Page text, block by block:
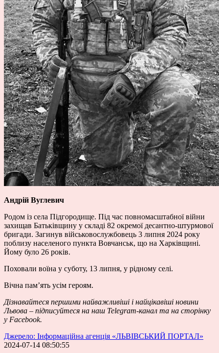
Андрій Вуглевич
Родом із села Підгородище. Під час повномасштабної війни
захищав Батьківщину у складі 82 окремої десантно-штурмової
бригади. Загинув військовослужбовець 3 липня 2024 року
поблизу населеного пункта Вовчанськ, що на Харківщині.
Йому було 26 років.
Поховали воїна у суботу, 13 липня, у рідному селі.
Вічна пам’ять усім героям.
Дізнавайтеся першими найважливіші і найцікавіші новини
Львова – підписуйтеся на наш Telegram-канал та на сторінку
у Facebook.
Джерело: Інформаційна агенція «ЛЬВІВСЬКИЙ ПОРТАЛ»
2024-07-14 08:50:55